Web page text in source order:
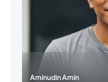
Aminudin Amin